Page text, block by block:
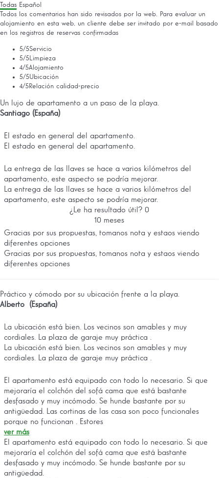
Todas Español
Todos los comentarios han sido revisados por la web. Para evaluar un
alojamiento en esta web, un cliente debe ser invitado por e-mail basado
en los registros de reservas confirmadas
5/5Servicio
5/5 Limpieza
4/5Alojamiento
5/5Ubicación
4/5 Relación calidad-precio
Un lujo de apartamento a un paso de la playa.
Santiago (España)
El estado en general del apartamento.
El estado en general del apartamento.
La entrega de las llaves se hace a varios kilómetros del
apartamento, este aspecto se podría mejorar.
La entrega de las llaves se hace a varios kilómetros del
apartamento, este aspecto se podría mejorar.
¿Le ha resultado útil? 0
10 meses
Gracias por sus propuestas, tomanos nota y estaos viendo
diferentes opciones
Gracias por sus propuestas, tomanos nota y estaos viendo
diferentes opciones
Práctico y cómodo por su ubicación frente a la playa.
Alberto (España)
La ubicación está bien. Los vecinos son amables y muy
cordiales. La plaza de garaje muy práctica .
La ubicación está bien. Los vecinos son amables y muy
cordiales. La plaza de garaje muy práctica .
El apartamento está equipado con todo lo necesario. Si que
mejoraría el colchón del sofá cama que está bastante
desfasado y muy incómodo. Se hunde bastante por su
antigüedad. Las cortinas de las casa son poco funcionales
porque no funcionan . Estores
ver más
El apartamento está equipado con todo lo necesario. Si que
mejoraría el colchón del sofá cama que está bastante
desfasado y muy incómodo. Se hunde bastante por su
antigüedad.